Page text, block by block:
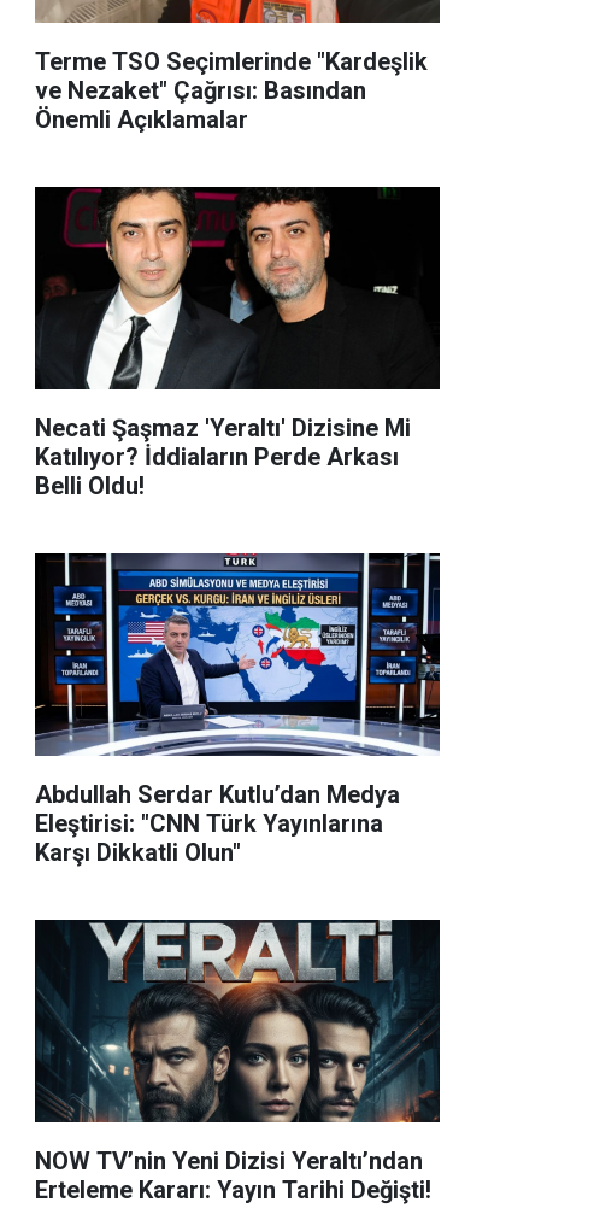
Terme TSO Seçimlerinde "Kardeşlik
ve Nezaket" Çağrısı: Basından
Önemli Açıklamalar
Necati Şaşmaz 'Yeraltı' Dizisine Mi
Katılıyor? İddiaların Perde Arkası
Belli Oldu!
Abdullah Serdar Kutlu’dan Medya
Eleştirisi: "CNN Türk Yayınlarına
Karşı Dikkatli Olun"
NOW TV’nin Yeni Dizisi Yeraltı’ndan
Erteleme Kararı: Yayın Tarihi Değişti!